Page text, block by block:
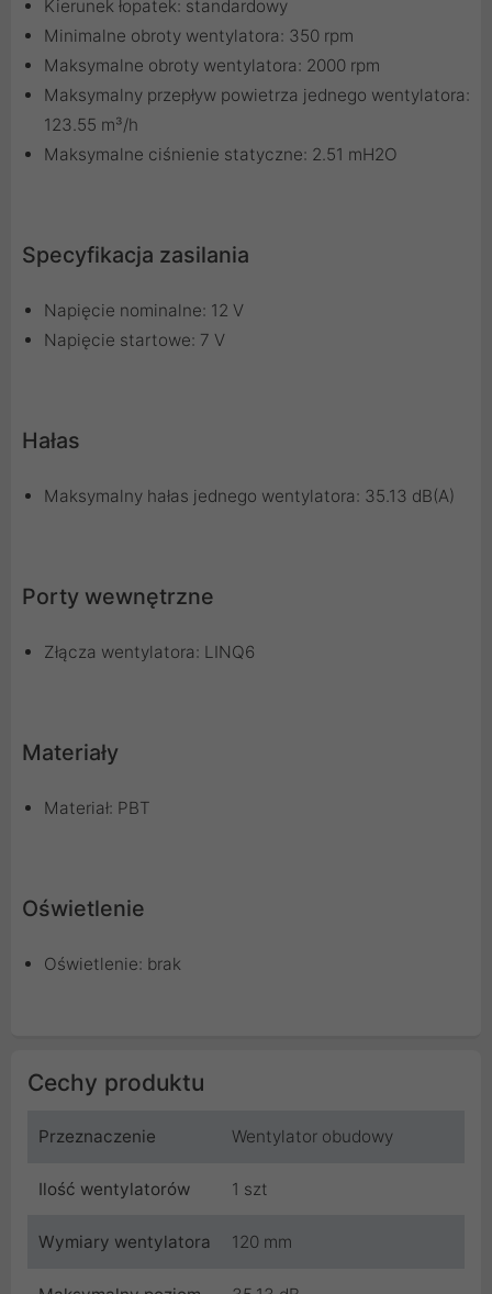
Kierunek łopatek: standardowy
Minimalne obroty wentylatora: 350 rpm
Maksymalne obroty wentylatora: 2000 rpm
Maksymalny przepływ powietrza jednego wentylatora:
123.55 m³/h
Maksymalne ciśnienie statyczne: 2.51 mH2O
Specyfikacja zasilania
Napięcie nominalne: 12 V
Napięcie startowe: 7 V
Hałas
Maksymalny hałas jednego wentylatora: 35.13 dB(A)
Porty wewnętrzne
Złącza wentylatora: LINQ6
Materiały
Materiał: PBT
Oświetlenie
Oświetlenie: brak
Cechy produktu
Przeznaczenie Wentylator obudowy
Ilość wentylatorów 1 szt
Wymiary wentylatora 120 mm